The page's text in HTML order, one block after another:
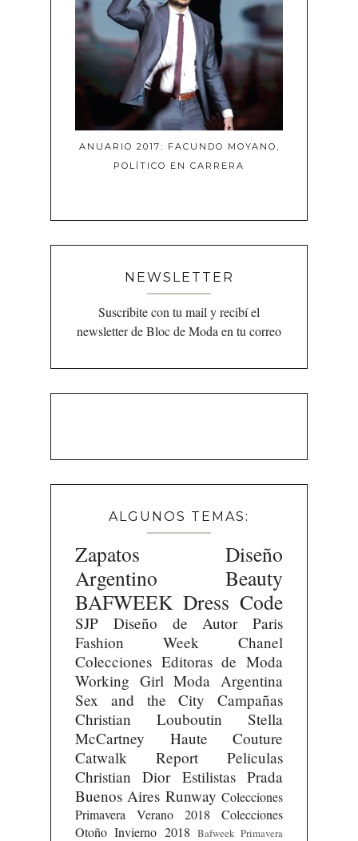
ANUARIO 2017: FACUNDO MOYANO,
POLÍTICO EN CARRERA
NEWSLETTER
Suscribite con tu mail y recibí el
newsletter de Bloc de Moda en tu correo
ALGUNOS TEMAS:
Zapatos
Diseño
Argentino
Beauty
BAFWEEK Dress Code
SJP Diseño de Autor
Paris
Fashion Week
Chanel
Colecciones Editoras de Moda
Working Girl Moda Argentina
Sex and the City
Campañas
Christian Louboutin
Stella
McCartney
Haute Couture
Catwalk Report
Peliculas
Christian Dior Estilistas Prada
Buenos Aires Runway Colecciones
Primavera Verano 2018
Colecciones
Otoño Invierno 2018 Bafweek Primavera